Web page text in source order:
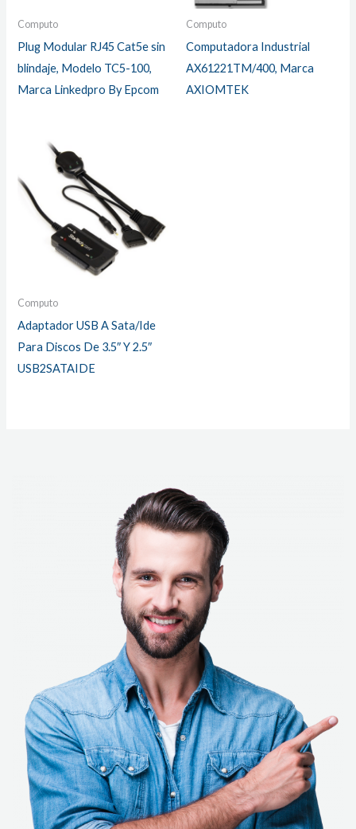
Computo
Plug Modular RJ45 Cat5e sin
blindaje, Modelo TC5-100,
Marca Linkedpro By Epcom
Computo
Computadora Industrial
AX61221TM/400, Marca
AXIOMTEK
Computo
Adaptador USB A Sata/Ide
Para Discos De 3.5″ Y 2.5″
USB2SATAIDE